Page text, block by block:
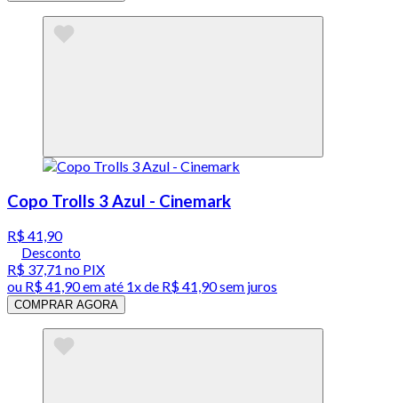
Copo Trolls 3 Azul - Cinemark
R$ 41,90
Desconto
R$ 37,71 no PIX
ou R$ 41,90em até 1x de R$ 41,90sem juros
COMPRAR AGORA